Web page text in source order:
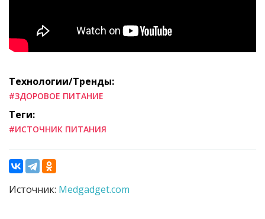
Технологии/Тренды:
#ЗДОРОВОЕ ПИТАНИЕ
Теги:
#ИСТОЧНИК ПИТАНИЯ
Источник: Medgadget.com